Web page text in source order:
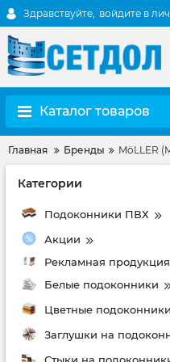
Здравствуйте, войдите в
Каталог товаров
Главная Бренды MöLLER
Категории
Подоконники ПВХ
Акции
Рекламная продукция
Белые подоконники
Цветные подоконники
Заглушки на